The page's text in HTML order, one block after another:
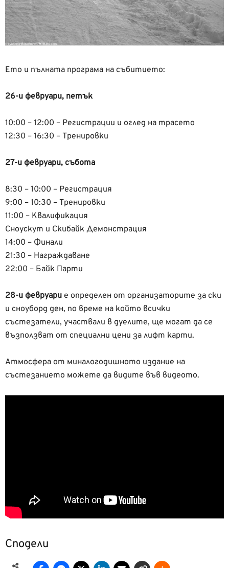
Ето и пълната програма на събитието:
26-и февруари, петък
10:00 – 12:00 – Регистрации и оглед на трасето
12:30 – 16:30 – Тренировки
27-и февруари, събота
8:30 – 10:00 – Регистрация
9:00 – 10:30 – Тренировки
11:00 – Квалификация
Сноускут и Скибайк Демонстрация
14:00 – Финали
21:30 – Награждаване
22:00 – Байк Парти
28-и февруари е определен от организаторите за ски
и сноуборд ден, по време на който всички
състезатели, участвали в дуелите, ще могат да се
възползват от специални цени за лифт карти.
Атмосфера от миналогодишното издание на
състезанието можете да видите във видеото.
Сподели